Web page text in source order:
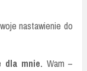
nastawienie do
dla mnie. Wam –